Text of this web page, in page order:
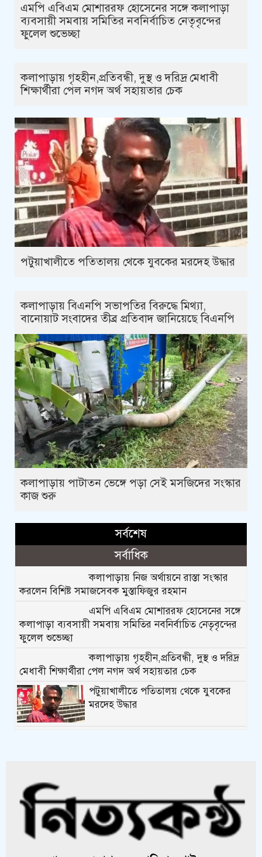
এমপি এবিএম মোশাররফ হোসেনের সঙ্গে কলাপাড়া
ব্যবসায়ী সমবায় সমিতির নবনির্বাচিত নেতৃবৃন্দের
ফুলেল শুভেচ্ছা
কলাপাড়ায় গৃহহীন,প্রতিবন্ধী, দুস্থ ও দরিদ্র মেধাবী
শিক্ষার্থীরা পেল নগদ অর্থ সহায়তার চেক
পটুয়াখালীতে পতিতালয় থেকে যুবকের মরদেহ উদ্ধার
কলাপাড়ায় বিএনপি সভাপতির বিরুদ্ধে মিথ্যা,
বানোয়াট সংবাদের তীব্র প্রতিবাদ জানিয়েছে বিএনপি
কলাপাড়ায় পাটাতন ভেঙ্গে পড়া সেই মসজিদের সংস্কার
কাজ শুরু
সর্বশেষ
সর্বাধিক
কলাপাড়ায় নিজ অর্থায়নে রাস্তা সংস্কার
করলেন বিশিষ্ট সমাজসেবক মুস্তাফিজুর রহমান
এমপি এবিএম মোশাররফ হোসেনের সঙ্গে
কলাপাড়া ব্যবসায়ী সমবায় সমিতির নবনির্বাচিত নেতৃবৃন্দের
ফুলেল শুভেচ্ছা
কলাপাড়ায় গৃহহীন,প্রতিবন্ধী, দুস্থ ও দরিদ্র
মেধাবী শিক্ষার্থীরা পেল নগদ অর্থ সহায়তার চেক
পটুয়াখালীতে পতিতালয় থেকে যুবকের
মরদেহ উদ্ধার
কলাপাড়ায় মুদি ব্যাবসায়ীর ওপর সন্ত্রাসী
হামলা, গুরুতর অবস্থায় বরিশালে রেফার